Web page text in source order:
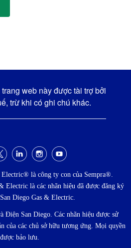
web này được tài trợ bởi
trừ khi có ghi chú khác.
là công ty con của Sempra®.
Electric là các nhãn hiệu đã được đăng ký
Diego Gas & Electric.
Điện San Diego. Các nhãn hiệu được sử
của các chủ sở hữu tương ứng. Mọi quyền
được bảo lưu.